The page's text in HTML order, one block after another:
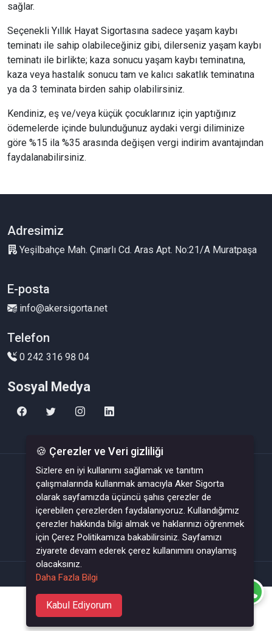
sağlar.
Seçenekli Yıllık Hayat Sigortasına sadece yaşam kaybı
teminatı ile sahip olabileceğiniz gibi, dilerseniz yaşam kaybı
teminatı ile birlikte; kaza sonucu yaşam kaybı teminatına,
kaza veya hastalık sonucu tam ve kalıcı sakatlık teminatına
ya da 3 teminata birden sahip olabilirsiniz.
Kendiniz, eş ve/veya küçük çocuklarınız için yaptığınız
ödemelerde içinde bulunduğunuz aydaki vergi diliminize
göre %15 ila %35 arasında değişen vergi indirim avantajından
faydalanabilirsiniz.
Adresimiz
Yeşilbahçe Mah. Çınarlı Cd. Aras Apt. No:21/A Muratpaşa
E-posta
info@akersigorta.net
Telefon
0 242 316 98 04
Sosyal Medya
SIKÇA SORULANLAR BİLGİ BANKASI
REFERANSLAR İLETİŞİM Gizlilik ve K.V.K.K.
🍪 Çerezler ve Veri gizliliği
Sizlere en iyi kullanımı sağlamak ve tanıtım
çalışmalarında kullanmak amacıyla Aker Sigorta
olarak sayfamızda üçüncü şahıs çerezler de
içerebilen çerezlerden faydalanıyoruz. Kullandığımız
çerezler hakkında bilgi almak ve haklarınızı öğrenmek
için Çerez Politikamıza bakabilirsiniz. Sayfamızı
ziyarete devam ederek çerez kullanımını onaylamış
olacaksınız.
Daha Fazla Bilgi
Kabul Ediyorum